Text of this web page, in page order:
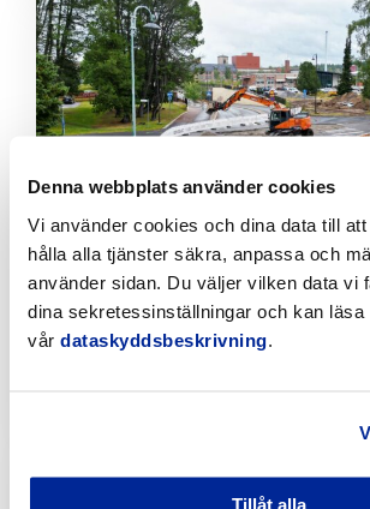
Denna webbplats använder cookies
Vi använder cookies och dina data till
hålla alla tjänster säkra, anpassa och
använder sidan. Du väljer vilken data vi
dina sekretessinställningar och kan läsa
vår dataskyddsbeskrivning
Tillåt alla
för
att
läsa
artikeln
Tillfälliga trafikarrangemang vid
korsningen mellan Stationsvägen
Jakobsgatan
för